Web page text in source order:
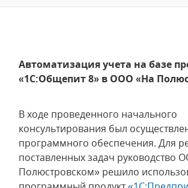
Автоматизация учета на базе
«1С:Общепит 8» в ООО «На
В ходе проведенного начального
консультирования был
программного обеспечения. Для
поставленных задач руководство
Полюстровском» решило